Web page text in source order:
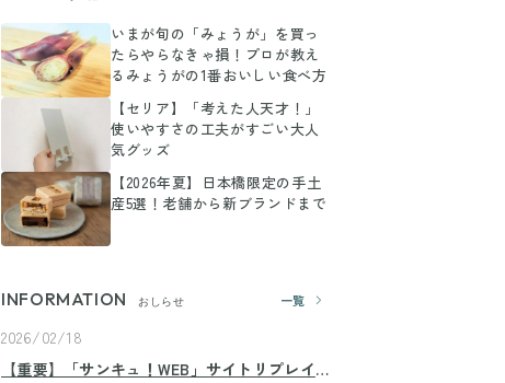
いまが旬の「みょうが」を買っ
たらやらなきゃ損！プロが教え
るみょうがの1番おいしい食べ方
【セリア】「考えた人天才！」
使いやすさの工夫がすごい大人
気グッズ
【2026年夏】日本橋限定の手土
産5選！老舗から新ブランドまで
INFORMATION おしらせ 一覧
2026/02/18
【重要】「サンキュ！WEB」サイトリプレイ